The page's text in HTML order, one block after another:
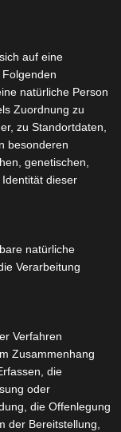
auf eine
natürliche Person
Zuordnung zu
zu Standortdaten,
besonderen
genetischen,
dieser
natürliche
Verarbeitung
Verfahren
Zusammenhang
die
oder
die Offenlegung
der Bereitstellung,